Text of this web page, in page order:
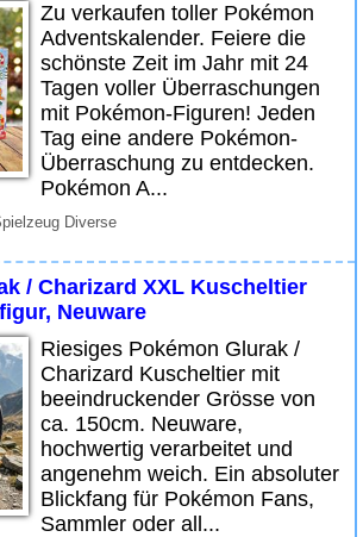
Zu verkaufen toller Pokémon
Adventskalender. Feiere die
schönste Zeit im Jahr mit 24
Tagen voller Überraschungen
mit Pokémon-Figuren! Jeden
Tag eine andere Pokémon-
Überraschung zu entdecken.
Pokémon A...
Diverse
/ Charizard XXL Kuscheltier
Neuware
Riesiges Pokémon Glurak /
Charizard Kuscheltier mit
beeindruckender Grösse von
ca. 150cm. Neuware,
hochwertig verarbeitet und
angenehm weich. Ein absoluter
Blickfang für Pokémon Fans,
Sammler oder all...